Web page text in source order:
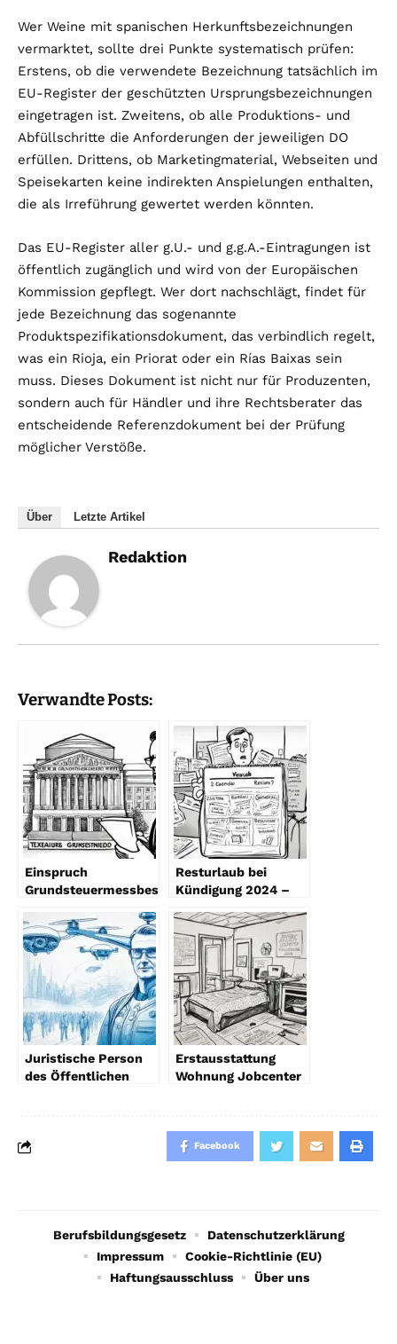
Wer Weine mit spanischen Herkunftsbezeichnungen
vermarktet, sollte drei Punkte systematisch prüfen:
Erstens, ob die verwendete Bezeichnung tatsächlich im
EU-Register der geschützten Ursprungsbezeichnungen
eingetragen ist. Zweitens, ob alle Produktions- und
Abfüllschritte die Anforderungen der jeweiligen DO
erfüllen. Drittens, ob Marketingmaterial, Webseiten und
Speisekarten keine indirekten Anspielungen enthalten,
die als Irreführung gewertet werden könnten.
Das EU-Register aller g.U.- und g.g.A.-Eintragungen ist
öffentlich zugänglich und wird von der Europäischen
Kommission gepflegt. Wer dort nachschlägt, findet für
jede Bezeichnung das sogenannte
Produktspezifikationsdokument, das verbindlich regelt,
was ein Rioja, ein Priorat oder ein Rías Baixas sein
muss. Dieses Dokument ist nicht nur für Produzenten,
sondern auch für Händler und ihre Rechtsberater das
entscheidende Referenzdokument bei der Prüfung
möglicher Verstöße.
Über Letzte Artikel
Redaktion
Verwandte Posts:
Einspruch
Grundsteuermessbescheid
Resturlaub bei
Kündigung 2024 –
Juristische Person
des Öffentlichen
Erstausstattung
Wohnung Jobcenter
Facebook
Berufsbildungsgesetz
Datenschutzerklärung
Impressum
Cookie-Richtlinie (EU)
Haftungsausschluss
Über uns